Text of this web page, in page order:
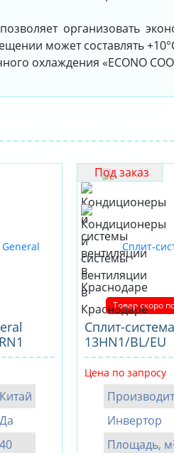
организовать
может составлять
охлаждения «ECONO
Китай
Да
40
Под заказ
Товар скоро
Сплит-
13HN1/BL/EU
Цена по запросу
Инвертор
Площадь,